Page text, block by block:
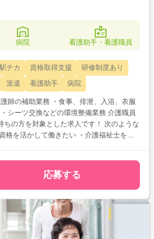
病院 看護助手・看護職員
駅チカ 資格取得支援
研修制度あり
派遣 看護助手 病院
の補助業務 ・食事、排泄、入浴、衣服
ツ交換などの環境整備業務 介護職員
を対象とした求人です！ 次のような
格を活かして働きたい ・介護福祉士を目
応募する